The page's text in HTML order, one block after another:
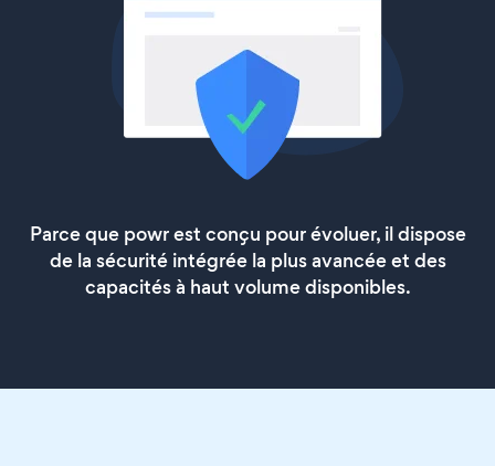
Parce que powr est conçu pour évoluer, il dispose
de la sécurité intégrée la plus avancée et des
capacités à haut volume disponibles.